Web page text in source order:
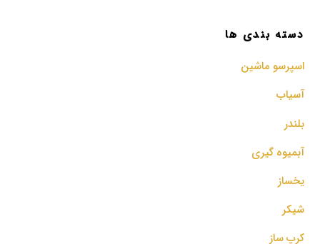
دسته بندی ها
اسپرسو‌ ماشین
آسیاب
بلندر
آبمیوه گیری
یخساز
شیکر
کرپ ساز